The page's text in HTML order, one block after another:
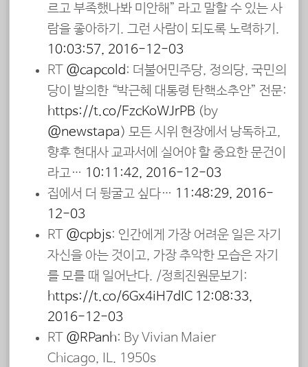
르고 부족했나봐 미안해” 라고 말할 수 있는 사
람을 좋아하기. 그런 사람이 되도록 노력하기.
10:03:57, 2016-12-03
RT @capcold: 더불어민주당, 정의당, 국민의
당이 발의한 “박근혜 대통령 탄핵소추안” 전문:
https://t.co/FzcKoWJrPB (by
@newstapa) 모든 시위 현장에서 낭독하고,
향후 현대사 교과서에 실어야 할 중요한 문건이
라고… 10:11:42, 2016-12-03
집에서 더 뒹굴고 싶다… 11:48:29, 2016-
12-03
RT @cpbjs: 인간에게 가장 어려운 일은 자기
자신을 아는 것이고, 가장 추악한 모습은 자기
를 모를 때 일어난다. /정희진원문보기:
https://t.co/6Gx4iH7dIC 12:08:33,
2016-12-03
RT @RPanh: By Vivian Maier
Chicago, IL. 1950s